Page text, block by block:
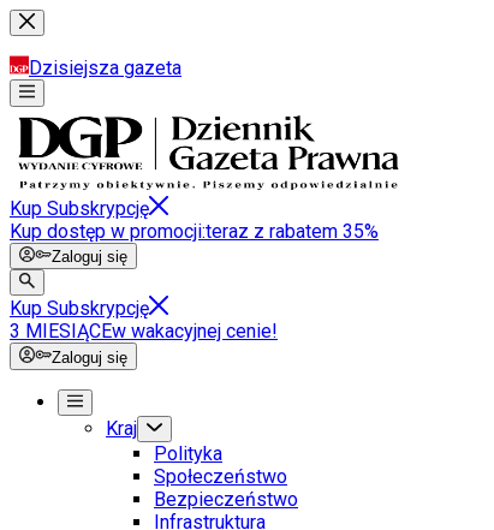
Dzisiejsza gazeta
Kup Subskrypcję
Kup dostęp w promocji:teraz z rabatem 35%
Zaloguj się
Kup Subskrypcję
3 MIESIĄCEw wakacyjnej cenie!
Zaloguj się
Kraj
Polityka
Społeczeństwo
Bezpieczeństwo
Infrastruktura